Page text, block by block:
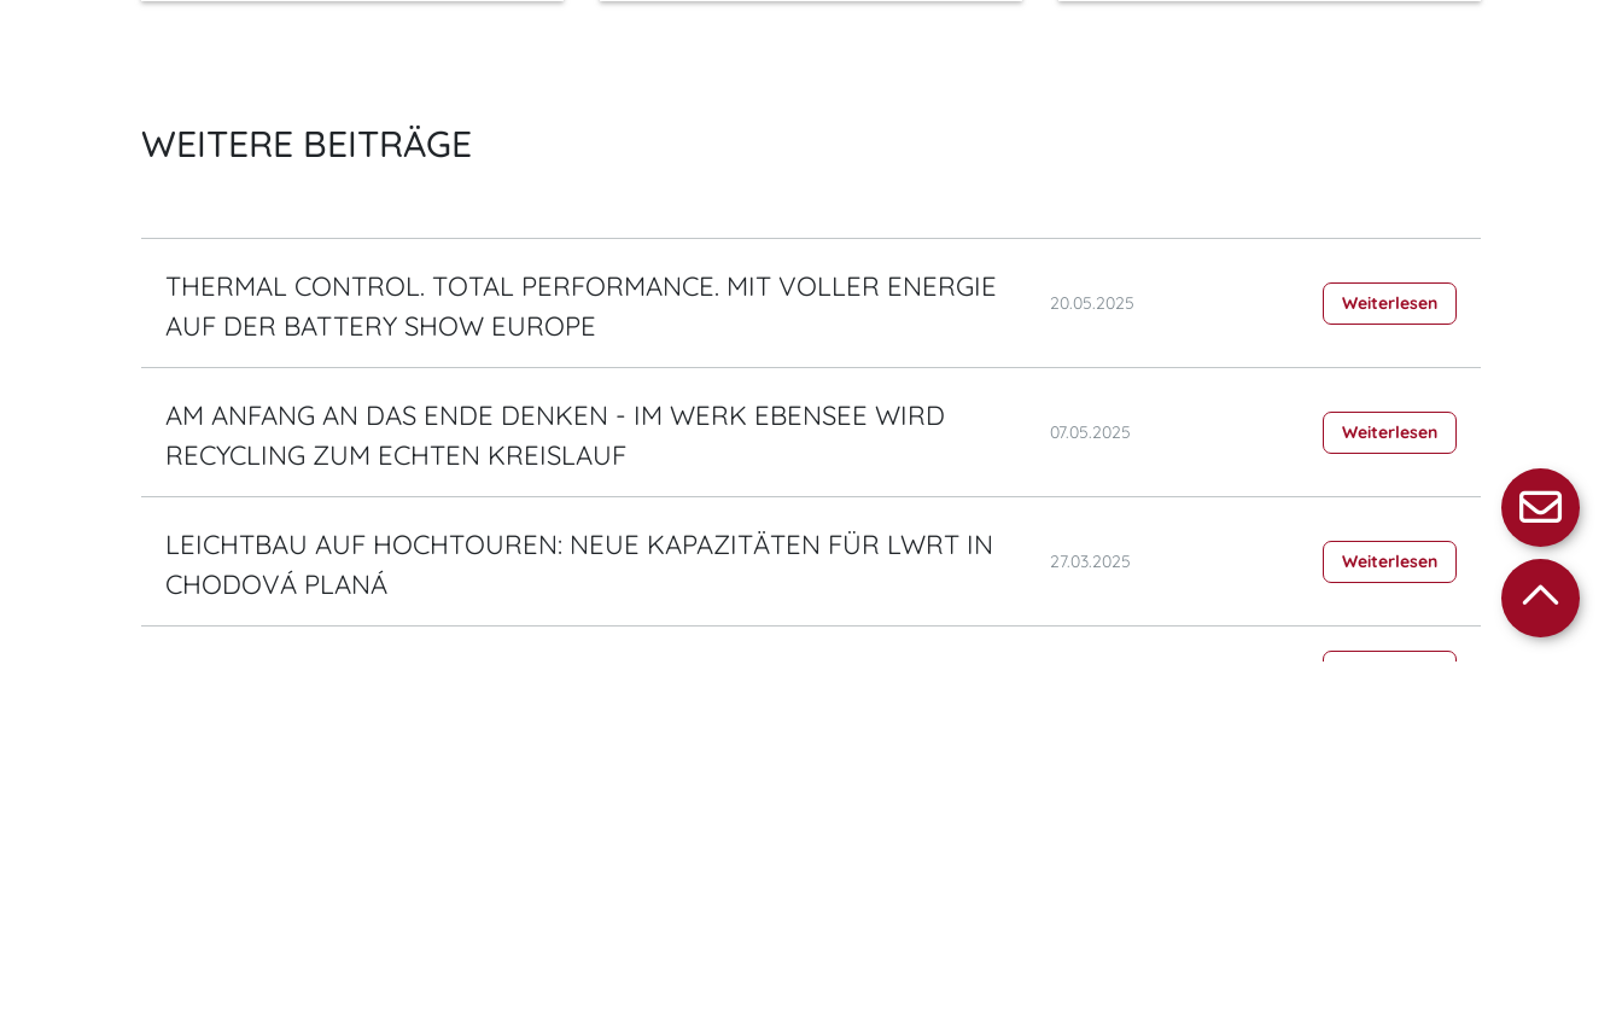
WEITERE BEITRÄGE
THERMAL CONTROL. TOTAL PERFORMANCE. MIT VOLLER ENERGIE
AUF DER BATTERY SHOW EUROPE
20.05.2025 Weiterlesen
AM ANFANG AN DAS ENDE DENKEN - IM WERK EBENSEE WIRD
RECYCLING ZUM ECHTEN KREISLAUF
07.05.2025 Weiterlesen
LEICHTBAU AUF HOCHTOUREN: NEUE KAPAZITÄTEN FÜR LWRT IN
CHODOVÁ PLANÁ
27.03.2025 Weiterlesen